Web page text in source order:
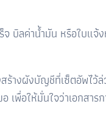
บิลค่าน้ำมัน หรือใบแจ้
างผังบัญชีที่เซ็ตอัพไว้
พื่อให้มั่นใจว่าเอกสาร